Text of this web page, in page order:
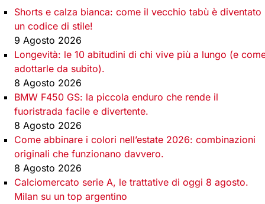
Shorts e calza bianca: come il vecchio tabù è diventato
un codice di stile!
9 Agosto 2026
Longevità: le 10 abitudini di chi vive più a lungo (e
adottarle da subito).
8 Agosto 2026
BMW F450 GS: la piccola enduro che rende il
fuoristrada facile e divertente.
8 Agosto 2026
Come abbinare i colori nell’estate 2026: combinazioni
originali che funzionano davvero.
8 Agosto 2026
Calciomercato serie A, le trattative di oggi 8 agosto.
Milan su un top argentino